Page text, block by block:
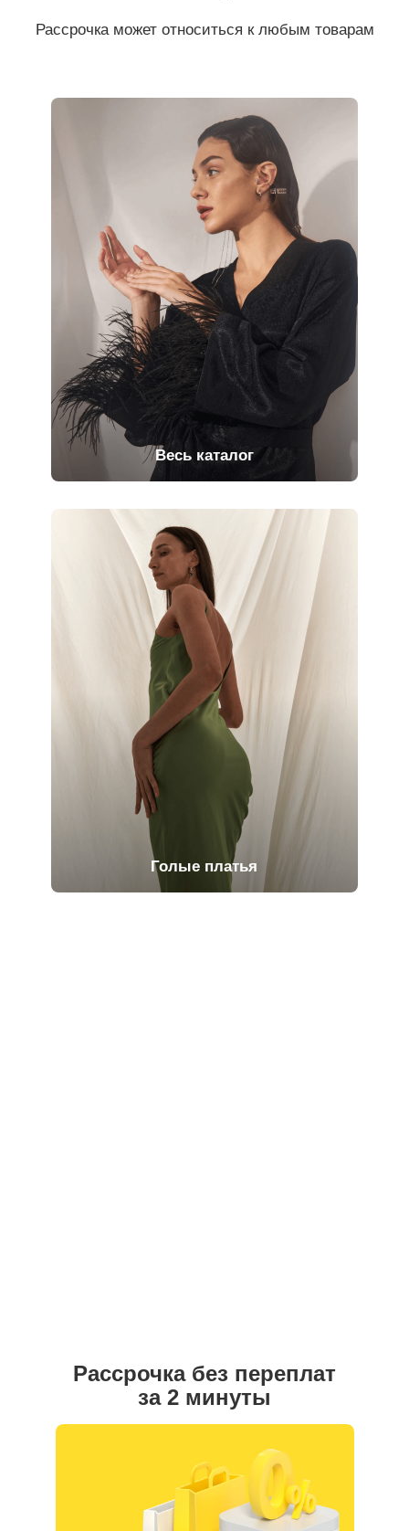
Весь каталог
Голые платья
Рассрочка может относиться к любым товарам
Рассрочка без переплат
за 2 минуты